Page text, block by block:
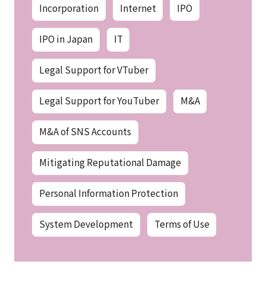
Incorporation Internet IPO
IPO in Japan IT
Legal Support for VTuber
Legal Support for YouTuber M&A
M&A of SNS Accounts
Mitigating Reputational Damage
Personal Information Protection
System Development Terms of Use